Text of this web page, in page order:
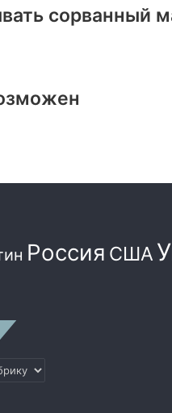
сорванный
Россия США